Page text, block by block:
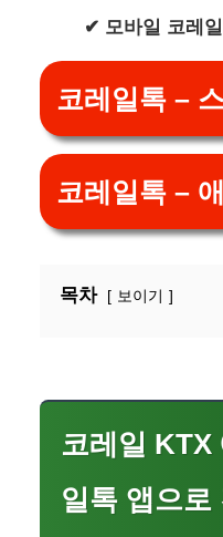
✔ 모바일 코레
코레일톡 –
코레일톡 –
목차 보이기
코레일 KTX
일톡 앱으로